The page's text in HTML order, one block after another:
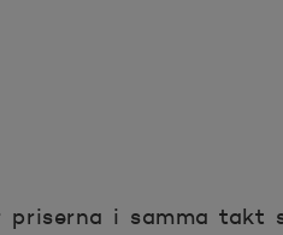
i samma takt